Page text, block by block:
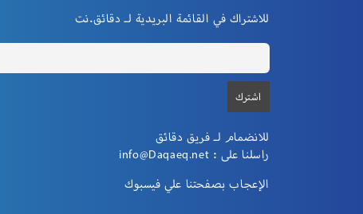
للاشتراك في القائمة البريدية لـ دقائق.نت
للانضمام لـ فريق دقائق
راسلنا على : info@Daqaeq.net
الإعجاب بصفحتنا علي فيسبوك